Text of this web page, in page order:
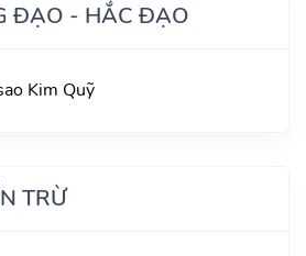
ĐẠO - HẮC ĐẠO
Kim Quỹ
TRỪ